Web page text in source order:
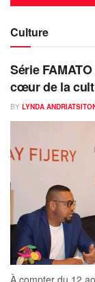
Culture
Série
cœur de la
BY LYNDA
À compter du 12